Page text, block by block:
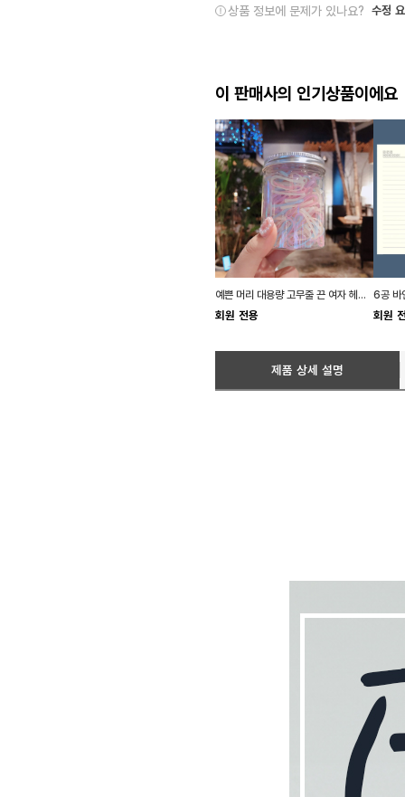
상품 정보에 문제가 있나요? 수정
이 판매사의 인기상품이에요
예쁜 머리 대용량 고무줄 끈 여자 헤어 밴드 파스텔
회원 전용 회원
제품 상세 설명